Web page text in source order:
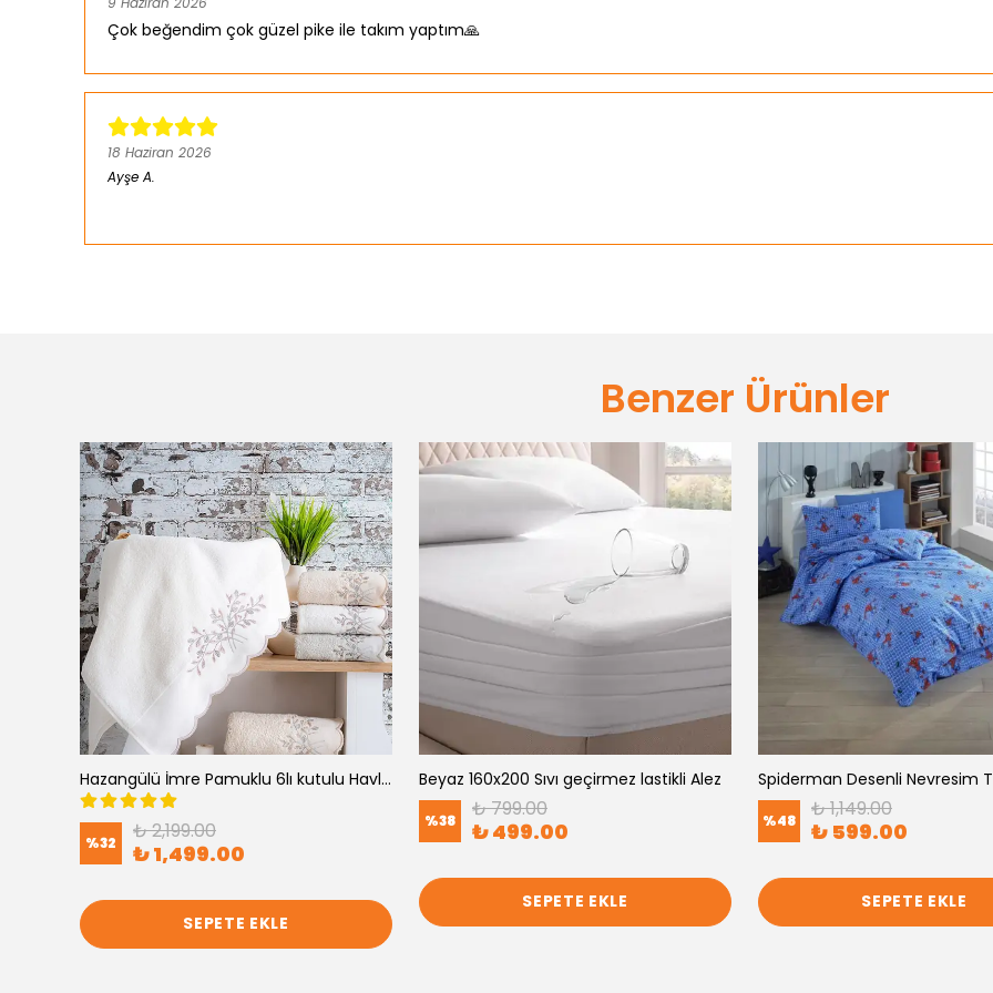
Çok beğendim çok güzel pike ile takım yaptım🙏
18 Haziran 2026
Ayşe A.
Benzer Ürünler
Hazangülü İmre Pamuklu 6lı kutulu Havlu (50x90)
%32 ₺ 2,199.00
₺ 1,499.00
SEPETE EKLE
Beyaz 160x200 Sıvı geçirmez lastikli Alez
%38 ₺ 799.00
₺ 499.00
SEPETE EKLE
%48 ₺ 1,149.00
₺ 599.00
SEPETE EKLE